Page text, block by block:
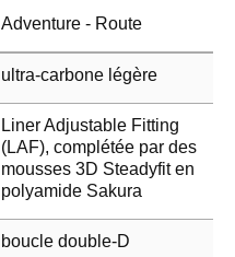
Adventure - Route
ultra-carbone légère
Liner Adjustable Fitting
(LAF), complétée par des
mousses 3D Steadyfit en
polyamide Sakura
boucle double-D